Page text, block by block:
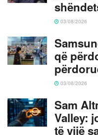
03/08/2026
që
03/08/2026
Sam
Valley:
të vijë